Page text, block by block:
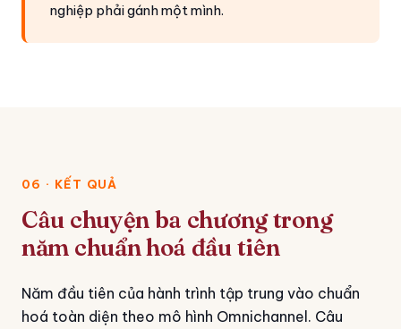
nghiệp phải gánh một mình.
06 · KẾT QUẢ
Câu chuyện ba chương trong
năm chuẩn hoá đầu tiên
Năm đầu tiên của hành trình tập trung vào chuẩn
hoá toàn diện theo mô hình Omnichannel. Câu